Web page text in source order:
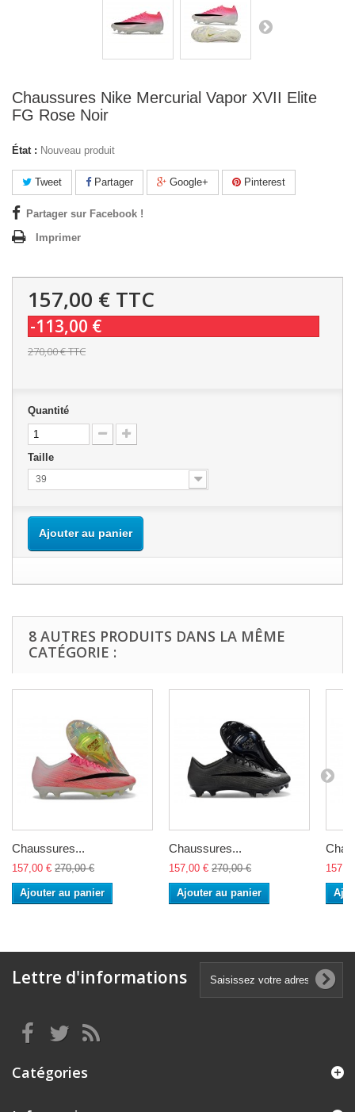
Chaussures Nike Mercurial Vapor XVII Elite
FG Rose Noir
État : Nouveau produit
Tweet Partager Google+ Pinterest
Partager sur Facebook !
Imprimer
157,00 € TTC
-113,00 €
270,00 €TTC
Quantité
Taille
39
Ajouter au panier
8 AUTRES PRODUITS DANS LA MÊME
CATÉGORIE :
Chaussures...
157,00 € 270,00 €
Ajouter au panier
Chaussures...
157,00 € 270,00 €
Ajouter au panier
Lettre d'informations
Catégories